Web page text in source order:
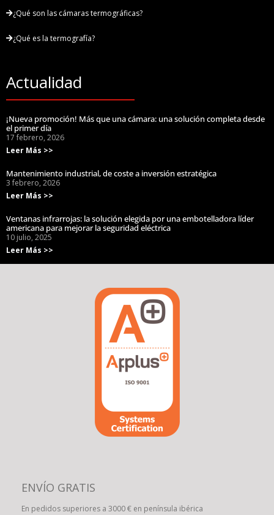
¿Qué son las cámaras termográficas?
¿Qué es la termografía?
Actualidad
¡Nueva promoción! Más que una cámara: una solución completa desde
el primer día
17 febrero, 2026
Leer Más >>
Mantenimiento industrial, de coste a inversión estratégica
3 febrero, 2026
Leer Más >>
Ventanas infrarrojas: la solución elegida por una embotelladora líder
americana para mejorar la seguridad eléctrica
10 julio, 2025
Leer Más >>
ENVÍO GRATIS
En pedidos superiores a 3000 € en península ibérica